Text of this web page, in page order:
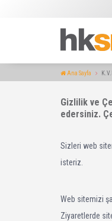
Ana Sayfa
Gizlilik ve Çerezler: Bu sitede çerez kullanılmaktadır. Bu web sitesini kullanmaya devam ederek bunların kullanımını kabul
edersiniz.
Sizleri web
isteriz.
Web sitemizi
Ziyaretlerde